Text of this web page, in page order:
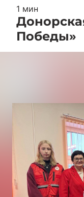
1 мин
Победы»